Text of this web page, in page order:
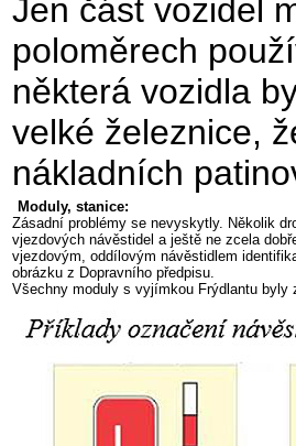
Jen část vozidel
poloměrech
některá vozidla
velké železnice,
nákladních
Moduly, stanice:
Zásadní problémy se nevyskytly. Několik
vjezdových návěstidel a ještě ne zcela
vjezdovým, oddílovým návěstidlem
obrázku z Dopravního předpisu.
Všechny moduly s vyjímkou Frýdlantu byly